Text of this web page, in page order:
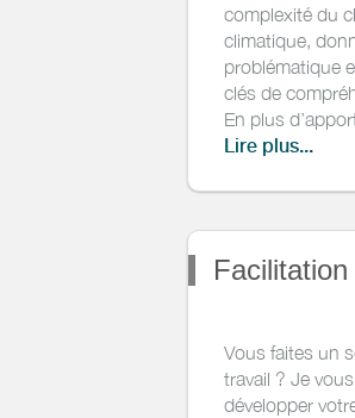
complexité du
climatique,
problématique
clés de
En plus
Fresque du
participants.
Lire plus...
Vous faites un
travail ? Je
développer